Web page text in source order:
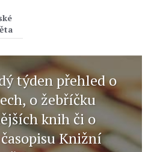
týden přehled o
o žebříčku
knih či o
Knižní